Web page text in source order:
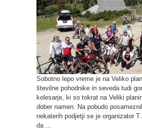
Sobotno lepo vreme je na Veliko
številne pohodnike in seveda tudi
kolesarje, ki so tokrat na Veliki
dober namen. Na pobudo
nekaterih podjetji se je organizator T
da ...